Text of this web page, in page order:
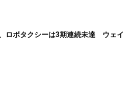
ロボタクシーは3期連続未達 ウェイ